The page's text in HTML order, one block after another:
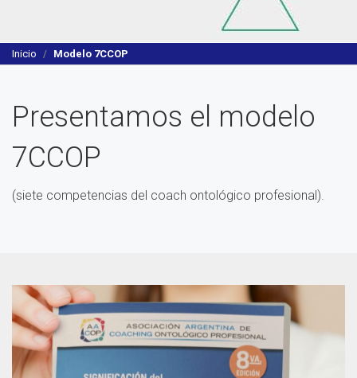
Inicio Modelo 7CCOP
Presentamos el modelo
7CCOP
(siete competencias del coach ontológico profesional).